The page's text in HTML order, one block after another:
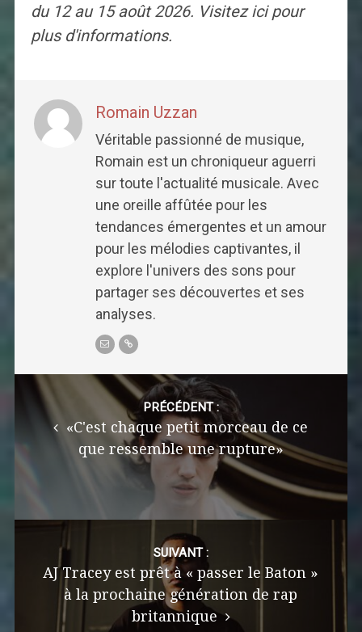
du 12 au 15 août 2026. Visitez ici pour
plus d'informations.
Romain Uzzan
Véritable passionné de musique,
Romain est un chroniqueur aguerri
sur toute l'actualité musicale. Avec
une oreille affûtée pour les
tendances émergentes et un amour
pour les mélodies captivantes, il
explore l'univers des sons pour
partager ses découvertes et ses
analyses.
Post
navigation
PRÉCÉDENT :
«C'est chaque petit morceau de ce
que ressemble une rupture»
SUIVANT :
AJ Tracey est prêt à « passer le Baton »
à la prochaine génération de rap
britannique